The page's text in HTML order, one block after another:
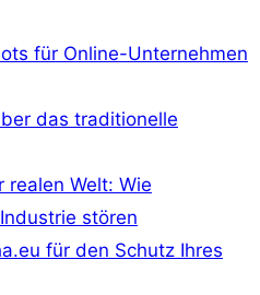
für Online-Unternehmen
das traditionelle
realen Welt: Wie
stören
für den Schutz Ihres